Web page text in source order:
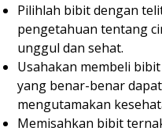
Pilihlah bibit dengan
pengetahuan tentang
unggul dan sehat.
Usahakan membeli
yang benar-benar
mengutamakan
Memisahkan bibit